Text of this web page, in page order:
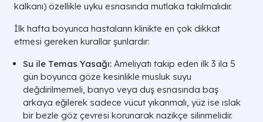
kalkanı) özellikle uyku esnasında mutlaka takılmalıdır.
İlk hafta boyunca hastaların klinikte en çok dikkat
etmesi gereken kurallar şunlardır:
Su ile Temas Yasağı: Ameliyatı takip eden ilk 3 ila 5
gün boyunca göze kesinlikle musluk suyu
değdirilmemeli, banyo veya duş esnasında baş
arkaya eğilerek sadece vücut yıkanmalı, yüz ise ıslak
bir bezle göz çevresi korunarak nazikçe silinmelidir.